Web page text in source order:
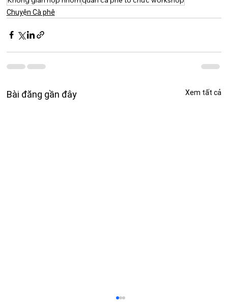
Chuyện Cà phê
Bài đăng gần đây Xem tất cả